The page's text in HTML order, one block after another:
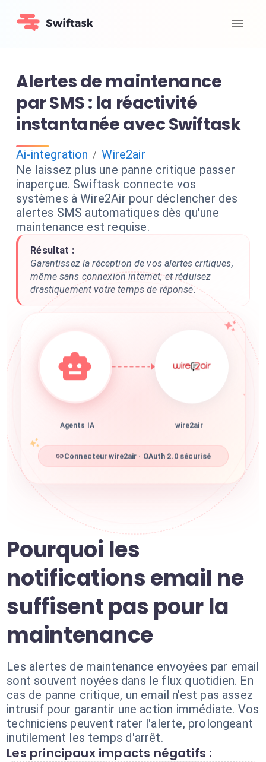
Alertes de maintenance
par SMS : la réactivité
instantanée avec Swiftask
Ai-integration / Wire2air
Ne laissez plus une panne critique passer
inaperçue. Swiftask connecte vos
systèmes à Wire2Air pour déclencher des
alertes SMS automatiques dès qu'une
maintenance est requise.
Résultat :
Garantissez la réception de vos alertes critiques,
même sans connexion internet, et réduisez
drastiquement votre temps de réponse.
Agents IA wire2air
Connecteur wire2air · OAuth 2.0 sécurisé
Pourquoi les
notifications email ne
suffisent pas pour la
maintenance
Les alertes de maintenance envoyées par email
sont souvent noyées dans le flux quotidien. En
cas de panne critique, un email n'est pas assez
intrusif pour garantir une action immédiate. Vos
techniciens peuvent rater l'alerte, prolongeant
inutilement les temps d'arrêt.
Les principaux impacts négatifs :